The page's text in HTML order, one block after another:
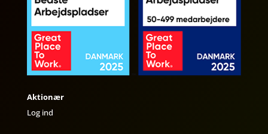
Aktionær
Log ind